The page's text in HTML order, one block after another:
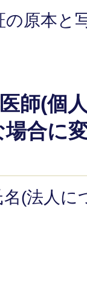
の原本と
師(個
合に
(法人